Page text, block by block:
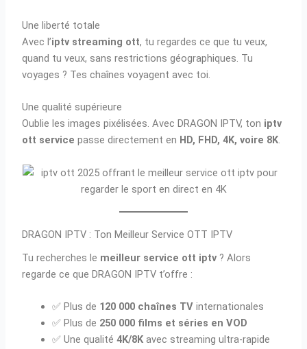
Une liberté totale
Avec l’iptv streaming ott, tu regardes ce que tu veux,
quand tu veux, sans restrictions géographiques. Tu
voyages ? Tes chaînes voyagent avec toi.
Une qualité supérieure
Oublie les images pixélisées. Avec DRAGON IPTV, ton iptv
ott service passe directement en HD, FHD, 4K, voire 8K.
DRAGON IPTV : Ton Meilleur Service OTT IPTV
Tu recherches le meilleur service ott iptv ? Alors
regarde ce que DRAGON IPTV t’offre :
✅ Plus de 120 000 chaînes TV internationales
✅ Plus de 250 000 films et séries en VOD
✅ Une qualité4K/8K avec streaming ultra-rapide